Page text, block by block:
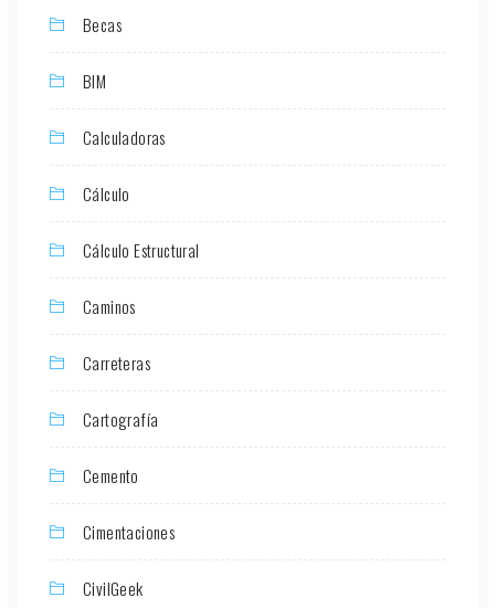
Becas
BIM
Calculadoras
Cálculo
Cálculo Estructural
Caminos
Carreteras
Cartografía
Cemento
Cimentaciones
CivilGeek